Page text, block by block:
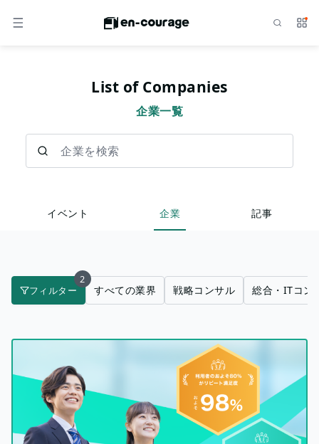
メニュー サ
List of Companies
企業一覧
イベント 企業 記事
フィルター
2
すべての業界 戦略コンサル 総合・ITコン